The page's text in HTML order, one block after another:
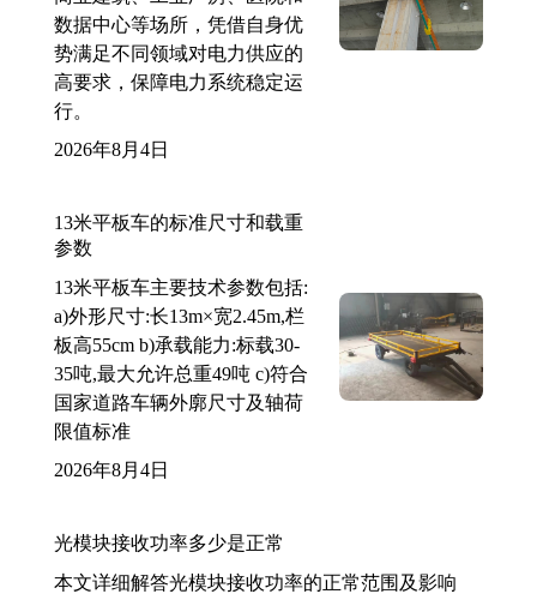
数据中心等场所，凭借自身优
势满足不同领域对电力供应的
高要求，保障电力系统稳定运
行。
2026年8月4日
13米平板车的标准尺寸和载重
参数
13米平板车主要技术参数包括:
a)外形尺寸:长13m×宽2.45m,栏
板高55cm b)承载能力:标载30-
35吨,最大允许总重49吨 c)符合
国家道路车辆外廓尺寸及轴荷
限值标准
2026年8月4日
光模块接收功率多少是正常
本文详细解答光模块接收功率的正常范围及影响